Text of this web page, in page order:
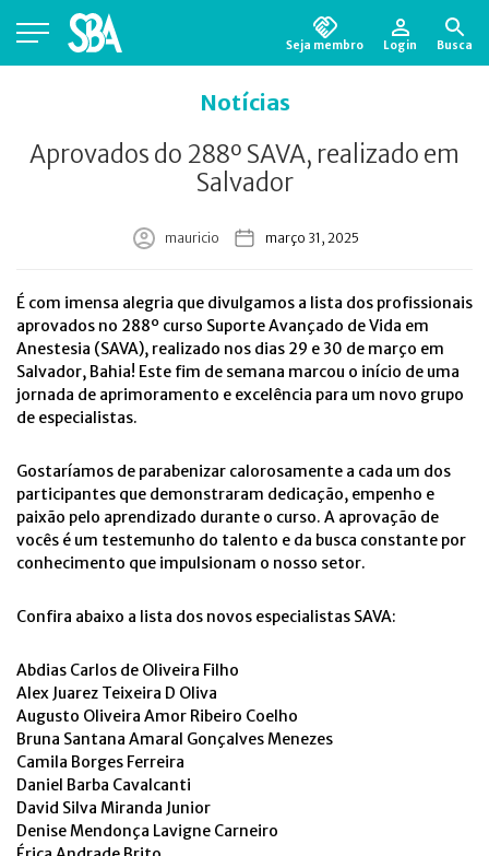
Seja membro Login Busca
Notícias
Aprovados do 288º SAVA, realizado em
Salvador
mauricio março 31, 2025
É com imensa alegria que divulgamos a lista dos profissionais
aprovados no 288º curso Suporte Avançado de Vida em
Anestesia (SAVA), realizado nos dias 29 e 30 de março em
Salvador, Bahia! Este fim de semana marcou o início de uma
jornada de aprimoramento e excelência para um novo grupo
de especialistas.
Gostaríamos de parabenizar calorosamente a cada um dos
participantes que demonstraram dedicação, empenho e
paixão pelo aprendizado durante o curso. A aprovação de
vocês é um testemunho do talento e da busca constante por
conhecimento que impulsionam o nosso setor.
Confira abaixo a lista dos novos especialistas SAVA:
Abdias Carlos de Oliveira Filho
Alex Juarez Teixeira D Oliva
Augusto Oliveira Amor Ribeiro Coelho
Bruna Santana Amaral Gonçalves Menezes
Camila Borges Ferreira
Daniel Barba Cavalcanti
David Silva Miranda Junior
Denise Mendonça Lavigne Carneiro